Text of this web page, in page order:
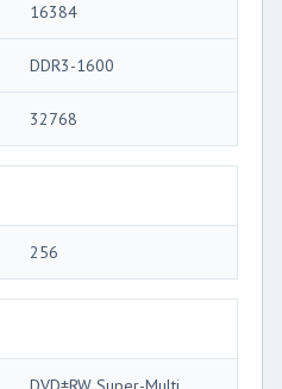
16384
DDR3-1600
32768
256